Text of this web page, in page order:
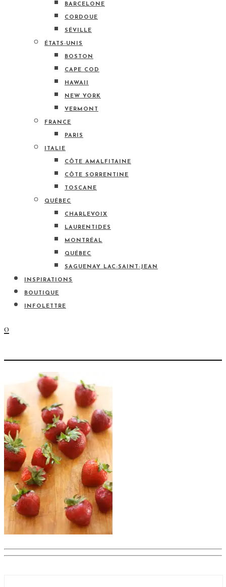
BARCELONE
CORDOUE
SÉVILLE
ÉTATS-UNIS
BOSTON
CAPE COD
HAWAII
NEW YORK
VERMONT
FRANCE
PARIS
ITALIE
CÔTE AMALFITAINE
CÔTE SORRENTINE
TOSCANE
QUÉBEC
CHARLEVOIX
LAURENTIDES
MONTRÉAL
QUÉBEC
SAGUENAY LAC-SAINT-JEAN
INSPIRATIONS
BOUTIQUE
INFOLETTRE
0